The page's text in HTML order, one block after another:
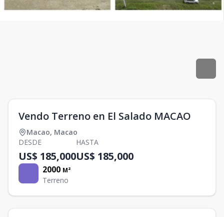
Vendo Terreno en El Salado MACAO
Macao, Macao
DESDE
US$ 185,000
HASTA
US$ 185,000
2000 M²
Terreno